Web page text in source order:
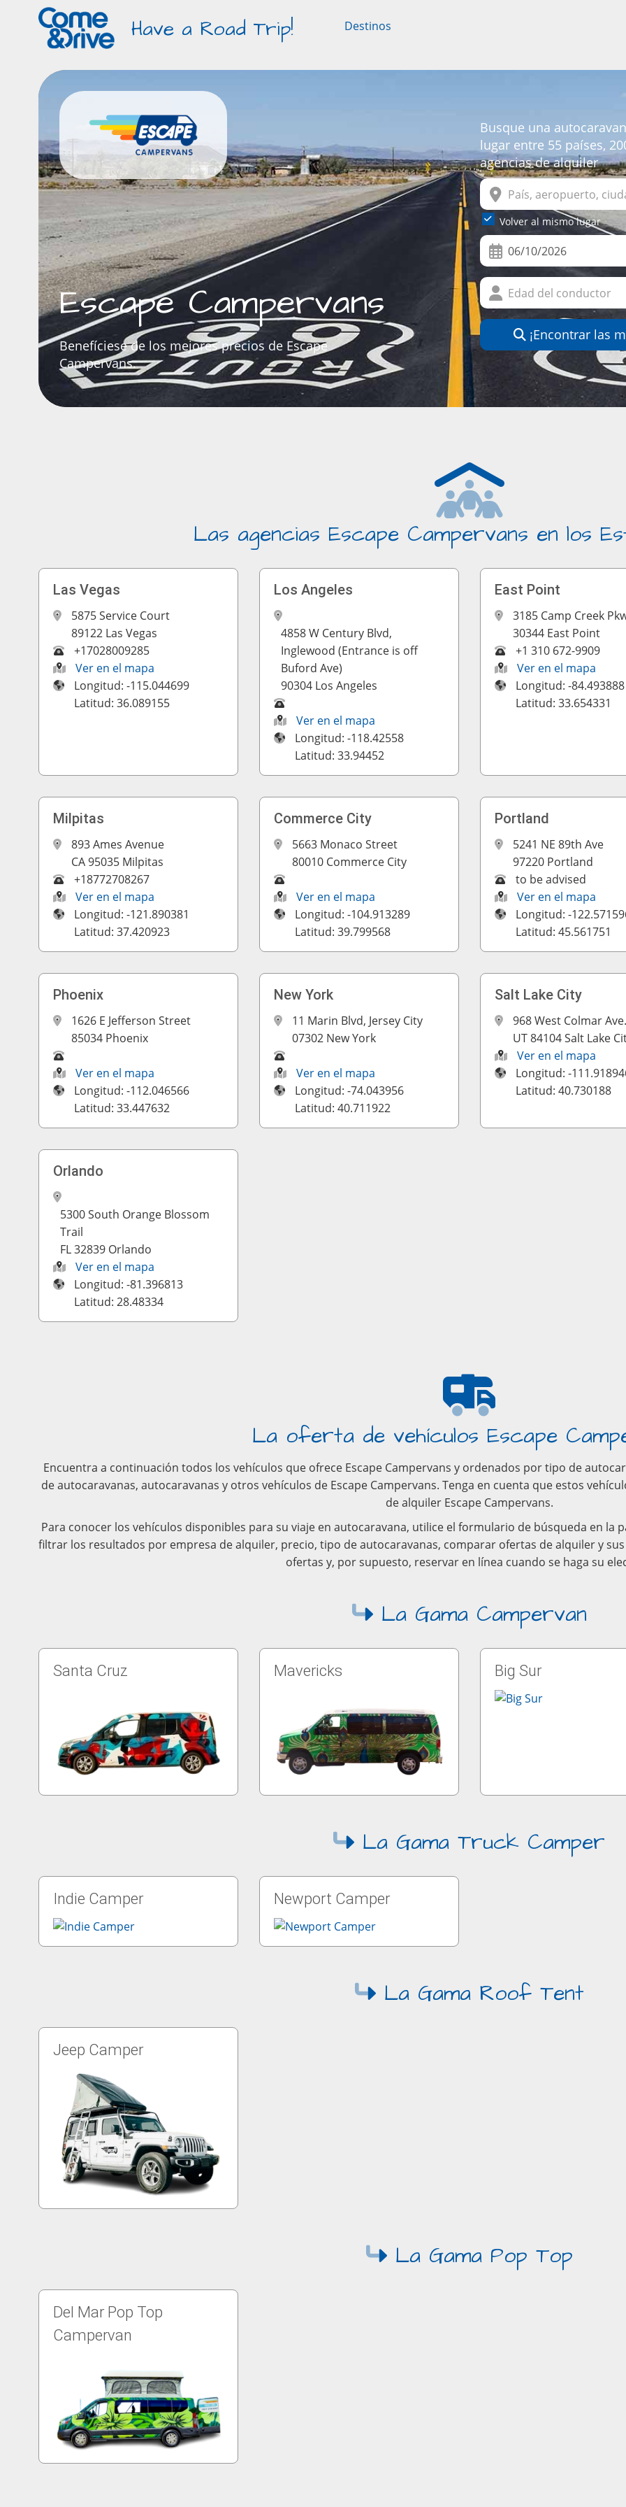
Have a Road Trip! Destinos
Escape Campervans
Benefíciese de los mejores precios de Escape
Campervans.
Busque una
lugar entre 55 países,
agencias de alquiler
Volver al mismo lugar
¡Encontrar las
Las agencias Escape Campervans en los
Las Vegas
5875 Service Court
89122 Las Vegas
+17028009285
Ver en el mapa
Longitud: -115.044699
Latitud: 36.089155
Los Angeles
4858 W Century Blvd,
Inglewood (Entrance is off
Buford Ave)
90304 Los Angeles
Ver en el mapa
Longitud: -118.42558
Latitud: 33.94452
East Point
3185 Camp Creek
30344 East Point
+1 310 672-9909
Ver en el mapa
Longitud: -84.493888
Latitud: 33.654331
Milpitas
893 Ames Avenue
CA 95035 Milpitas
+18772708267
Ver en el mapa
Longitud: -121.890381
Latitud: 37.420923
Commerce City
5663 Monaco Street
80010 Commerce City
Ver en el mapa
Longitud: -104.913289
Latitud: 39.799568
Portland
5241 NE 89th Ave
97220 Portland
to be advised
Ver en el mapa
Longitud: -
Latitud: 45.561751
Phoenix
1626 E Jefferson Street
85034 Phoenix
Ver en el mapa
Longitud: -112.046566
Latitud: 33.447632
New York
11 Marin Blvd, Jersey City
07302 New York
Ver en el mapa
Longitud: -74.043956
Latitud: 40.711922
Salt Lake City
968 West Colmar Ave.
UT 84104 Salt Lake
Ver en el mapa
Longitud: -
Latitud: 40.730188
Orlando
5300 South Orange Blossom
Trail
FL 32839 Orlando
Ver en el mapa
Longitud: -81.396813
Latitud: 28.48334
La oferta de vehículos Escape
Encuentra a continuación todos los vehículos que ofrece Escape Campervans y ordenados por tipo de
de autocaravanas, autocaravanas y otros vehículos de Escape Campervans. Tenga en cuenta que estos
de alquiler Escape Campervans.
Para conocer los vehículos disponibles para su viaje en autocaravana, utilice el formulario de búsqueda en la
filtrar los resultados por empresa de alquiler, precio, tipo de autocaravanas, comparar ofertas de alquiler y
ofertas y, por supuesto, reservar en línea cuando se haga su
La Gama Campervan
Santa Cruz Mavericks Big Sur
La Gama Truck Camper
Indie Camper Newport Camper
La Gama Roof Tent
Jeep Camper
La Gama Pop Top
Del Mar Pop Top
Campervan